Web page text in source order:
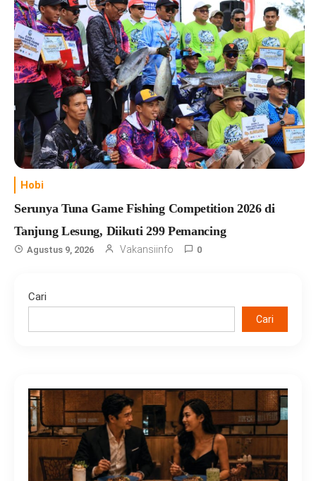
Hobi
Serunya Tuna Game Fishing Competition 2026 di
Tanjung Lesung, Diikuti 299 Pemancing
Agustus 9, 2026 Vakansiinfo 0
Cari
Cari